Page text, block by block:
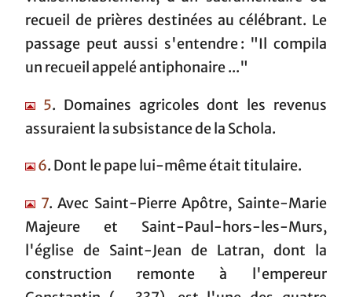
recueil de prières destinées au célébrant. Le
passage peut aussi s'entendre : "Il compila
un recueil appelé antiphonaire ..."
5. Domaines agricoles dont les revenus
assuraient la subsistance de la Schola.
6. Dont le pape lui-même était titulaire.
7. Avec Saint-Pierre Apôtre, Sainte-Marie
Majeure et Saint-Paul-hors-les-Murs,
l'église de Saint-Jean de Latran, dont la
construction remonte à l'empereur